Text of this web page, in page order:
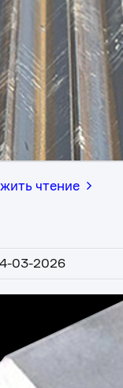
чтение
4-03-2026